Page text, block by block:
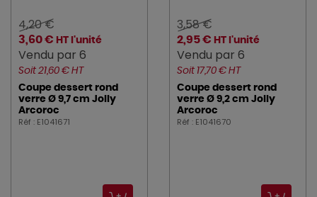
4,20 €
3,60 € HT l'unité
Vendu par 6
Soit 21,60 € HT
Coupe dessert rond
verre Ø 9,7 cm Jolly
Arcoroc
Réf : E1041671
3,58 €
2,95 € HT l'unité
Vendu par 6
Soit 17,70 € HT
Coupe dessert rond
verre Ø 9,2 cm Jolly
Arcoroc
Réf : E1041670